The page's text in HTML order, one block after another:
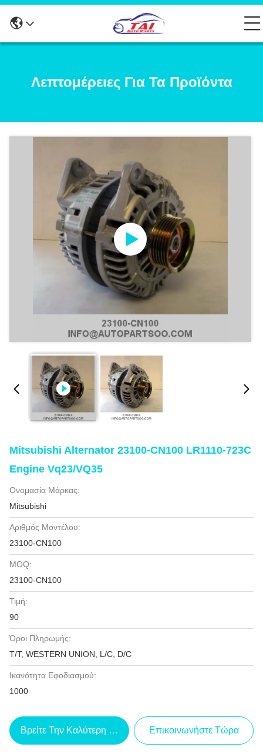
Λεπτομέρειες Για Τα Προϊόντα
Mitsubishi Alternator 23100-CN100 LR1110-723C
Engine Vq23/VQ35
Ονομασία Μάρκας:
Mitsubishi
Αριθμός Μοντέλου:
23100-CN100
MOQ:
23100-CN100
Τιμή:
90
Όροι Πληρωμής:
T/T, WESTERN UNION, L/C, D/C
Ικανότητα Εφοδιασμού:
1000
Βρείτε Την Καλύτερη Τιμή Επικοινωνήστε Τώρα